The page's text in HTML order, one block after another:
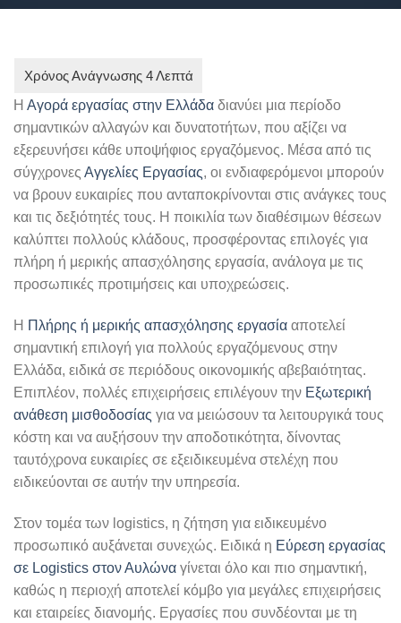
Η Αγορά εργασίας στην Ελλάδα διανύει μια περίοδο
σημαντικών αλλαγών και δυνατοτήτων, που αξίζει να
εξερευνήσει κάθε υποψήφιος εργαζόμενος. Μέσα από τις
σύγχρονες Αγγελίες Εργασίας, οι ενδιαφερόμενοι μπορούν
να βρουν ευκαιρίες που ανταποκρίνονται στις ανάγκες τους
και τις δεξιότητές τους. Η ποικιλία των διαθέσιμων θέσεων
καλύπτει πολλούς κλάδους, προσφέροντας επιλογές για
πλήρη ή μερικής απασχόλησης εργασία, ανάλογα με τις
προσωπικές προτιμήσεις και υποχρεώσεις.
Η Πλήρης ή μερικής απασχόλησης εργασία αποτελεί
σημαντική επιλογή για πολλούς εργαζόμενους στην
Ελλάδα, ειδικά σε περιόδους οικονομικής αβεβαιότητας.
Επιπλέον, πολλές επιχειρήσεις επιλέγουν την Εξωτερική
ανάθεση μισθοδοσίας για να μειώσουν τα λειτουργικά τους
κόστη και να αυξήσουν την αποδοτικότητα, δίνοντας
ταυτόχρονα ευκαιρίες σε εξειδικευμένα στελέχη που
ειδικεύονται σε αυτήν την υπηρεσία.
Στον τομέα των logistics, η ζήτηση για ειδικευμένο
προσωπικό αυξάνεται συνεχώς. Ειδικά η Εύρεση εργασίας
σε Logistics στον Αυλώνα γίνεται όλο και πιο σημαντική,
καθώς η περιοχή αποτελεί κόμβο για μεγάλες επιχειρήσεις
και εταιρείες διανομής. Εργασίες που συνδέονται με τη